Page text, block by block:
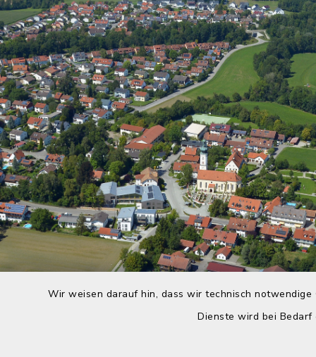
Wir weisen darauf hin, dass wir technisch
Dienste wird bei